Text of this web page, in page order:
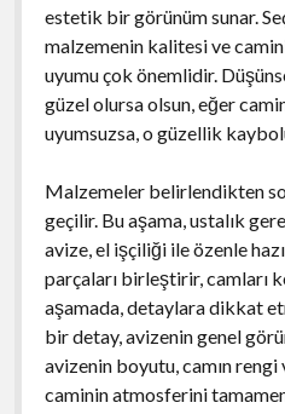
estetik bir görünüm sunar.
malzemenin kalitesi ve
uyumu çok önemlidir.
güzel olursa olsun, eğer
uyumsuzsa, o güzellik
Malzemeler belirlendikten
geçilir. Bu aşama, ustalık
avize, el işçiliği ile özenle
parçaları birleştirir, camları
aşamada, detaylara dikkat
bir detay, avizenin genel
avizenin boyutu, camın
caminin atmosferini